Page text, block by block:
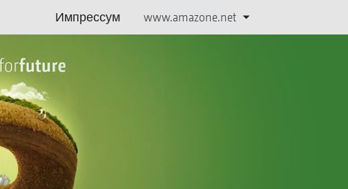
Импрессум www.amazone.net